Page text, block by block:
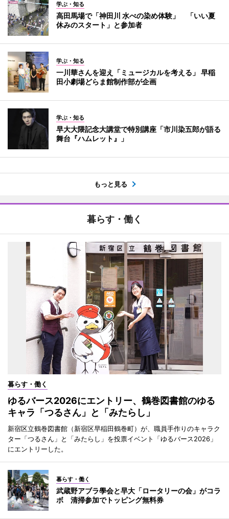
学ぶ・知る
高田馬場で「神田川 水べの染め体験」 「いい夏
休みのスタート」と参加者
学ぶ・知る
一川華さんを迎え「ミュージカルを考える」 早稲
田小劇場どらま館制作部が企画
学ぶ・知る
早大大隈記念大講堂で特別講座「市川染五郎が語る
舞台『ハムレット』」
もっと見る
暮らす・働く
暮らす・働く
ゆるバース2026にエントリー、鶴巻図書館のゆる
キャラ「つるさん」と「みたらし」
新宿区立鶴巻図書館（新宿区早稲田鶴巻町）が、職員手作りのキャラク
ター「つるさん」と「みたらし」を投票イベント「ゆるバース2026」
にエントリーした。
暮らす・働く
武蔵野アブラ學会と早大「ロータリーの会」がコラ
ボ 清掃参加でトッピング無料券